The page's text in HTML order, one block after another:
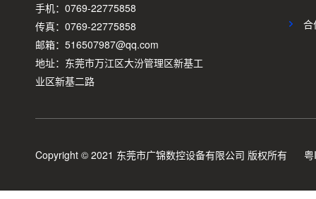
手机：0769-22775858
传真：0769-22775858
邮箱：516507987@qq.com
地址：东莞市万江区大汾管理区新基工
业区新基二路
合
Copyright © 2021 东莞市广锦数控设备有限公司 版权所有